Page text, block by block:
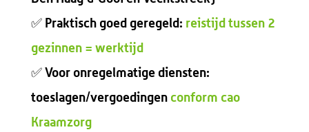
✅ Praktisch goed geregeld: reistijd tussen 2
gezinnen = werktijd
✅ Voor onregelmatige diensten:
toeslagen/vergoedingen conform cao
Kraamzorg